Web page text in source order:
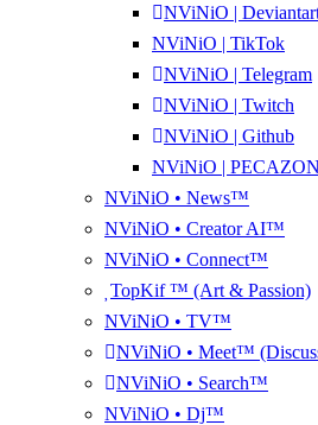
NViNiO |
NViNiO | TikTok
NViNiO | Telegram
NViNiO | Twitch
NViNiO | Github
NViNiO |
NViNiO • News™
NViNiO • Creator AI™
NViNiO • Connect™
TopKif ™ (Art & Passion)
NViNiO • TV™
NViNiO • Meet™
NViNiO • Search™
NViNiO • Dj™